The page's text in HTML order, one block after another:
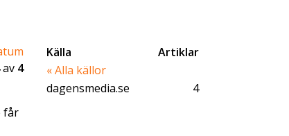
av 4
får
Källa
Artiklar
« Alla källor
dagensmedia.se
4